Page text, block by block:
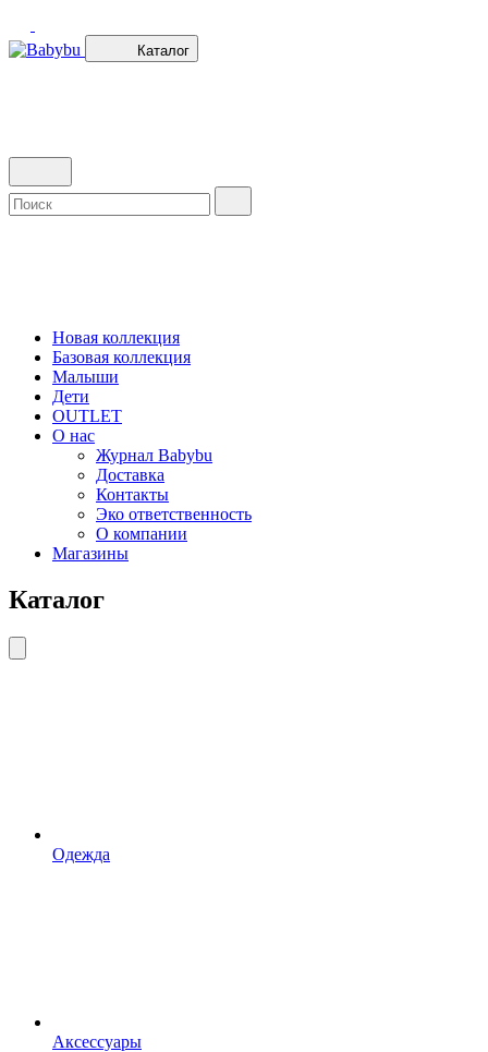
Каталог
Новая коллекция
Базовая коллекция
Малыши
Дети
OUTLET
О нас
Журнал Babybu
Доставка
Контакты
Эко ответственность
О компании
Магазины
Каталог
Одежда
Аксессуары